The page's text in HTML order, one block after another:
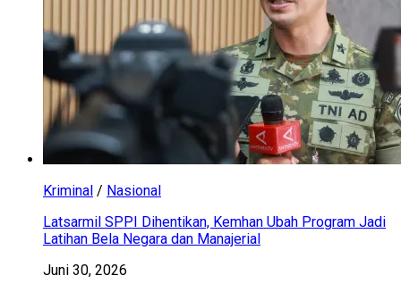
Kriminal / Nasional
Latsarmil SPPI Dihentikan, Kemhan Ubah Program Jadi
Latihan Bela Negara dan Manajerial
Juni 30, 2026